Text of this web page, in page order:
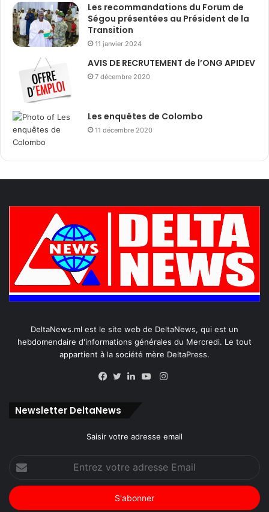
Les recommandations du Forum de
Ségou présentées au Président de la
Transition
11 janvier 2024
AVIS DE RECRUTEMENT de l’ONG APIDEV
7 décembre 2020
Les enquêtes de Colombo
11 décembre 2020
DeltaNews.ml est le site web de DeltaNews, qui est un
hebdomendaire d'informations générales du Mercredi. Le tout
appartient à la société mère DeltaPress.
Instagram
Newsletter DeltaNews
Saisir votre adresse email
votre
adresse
Email